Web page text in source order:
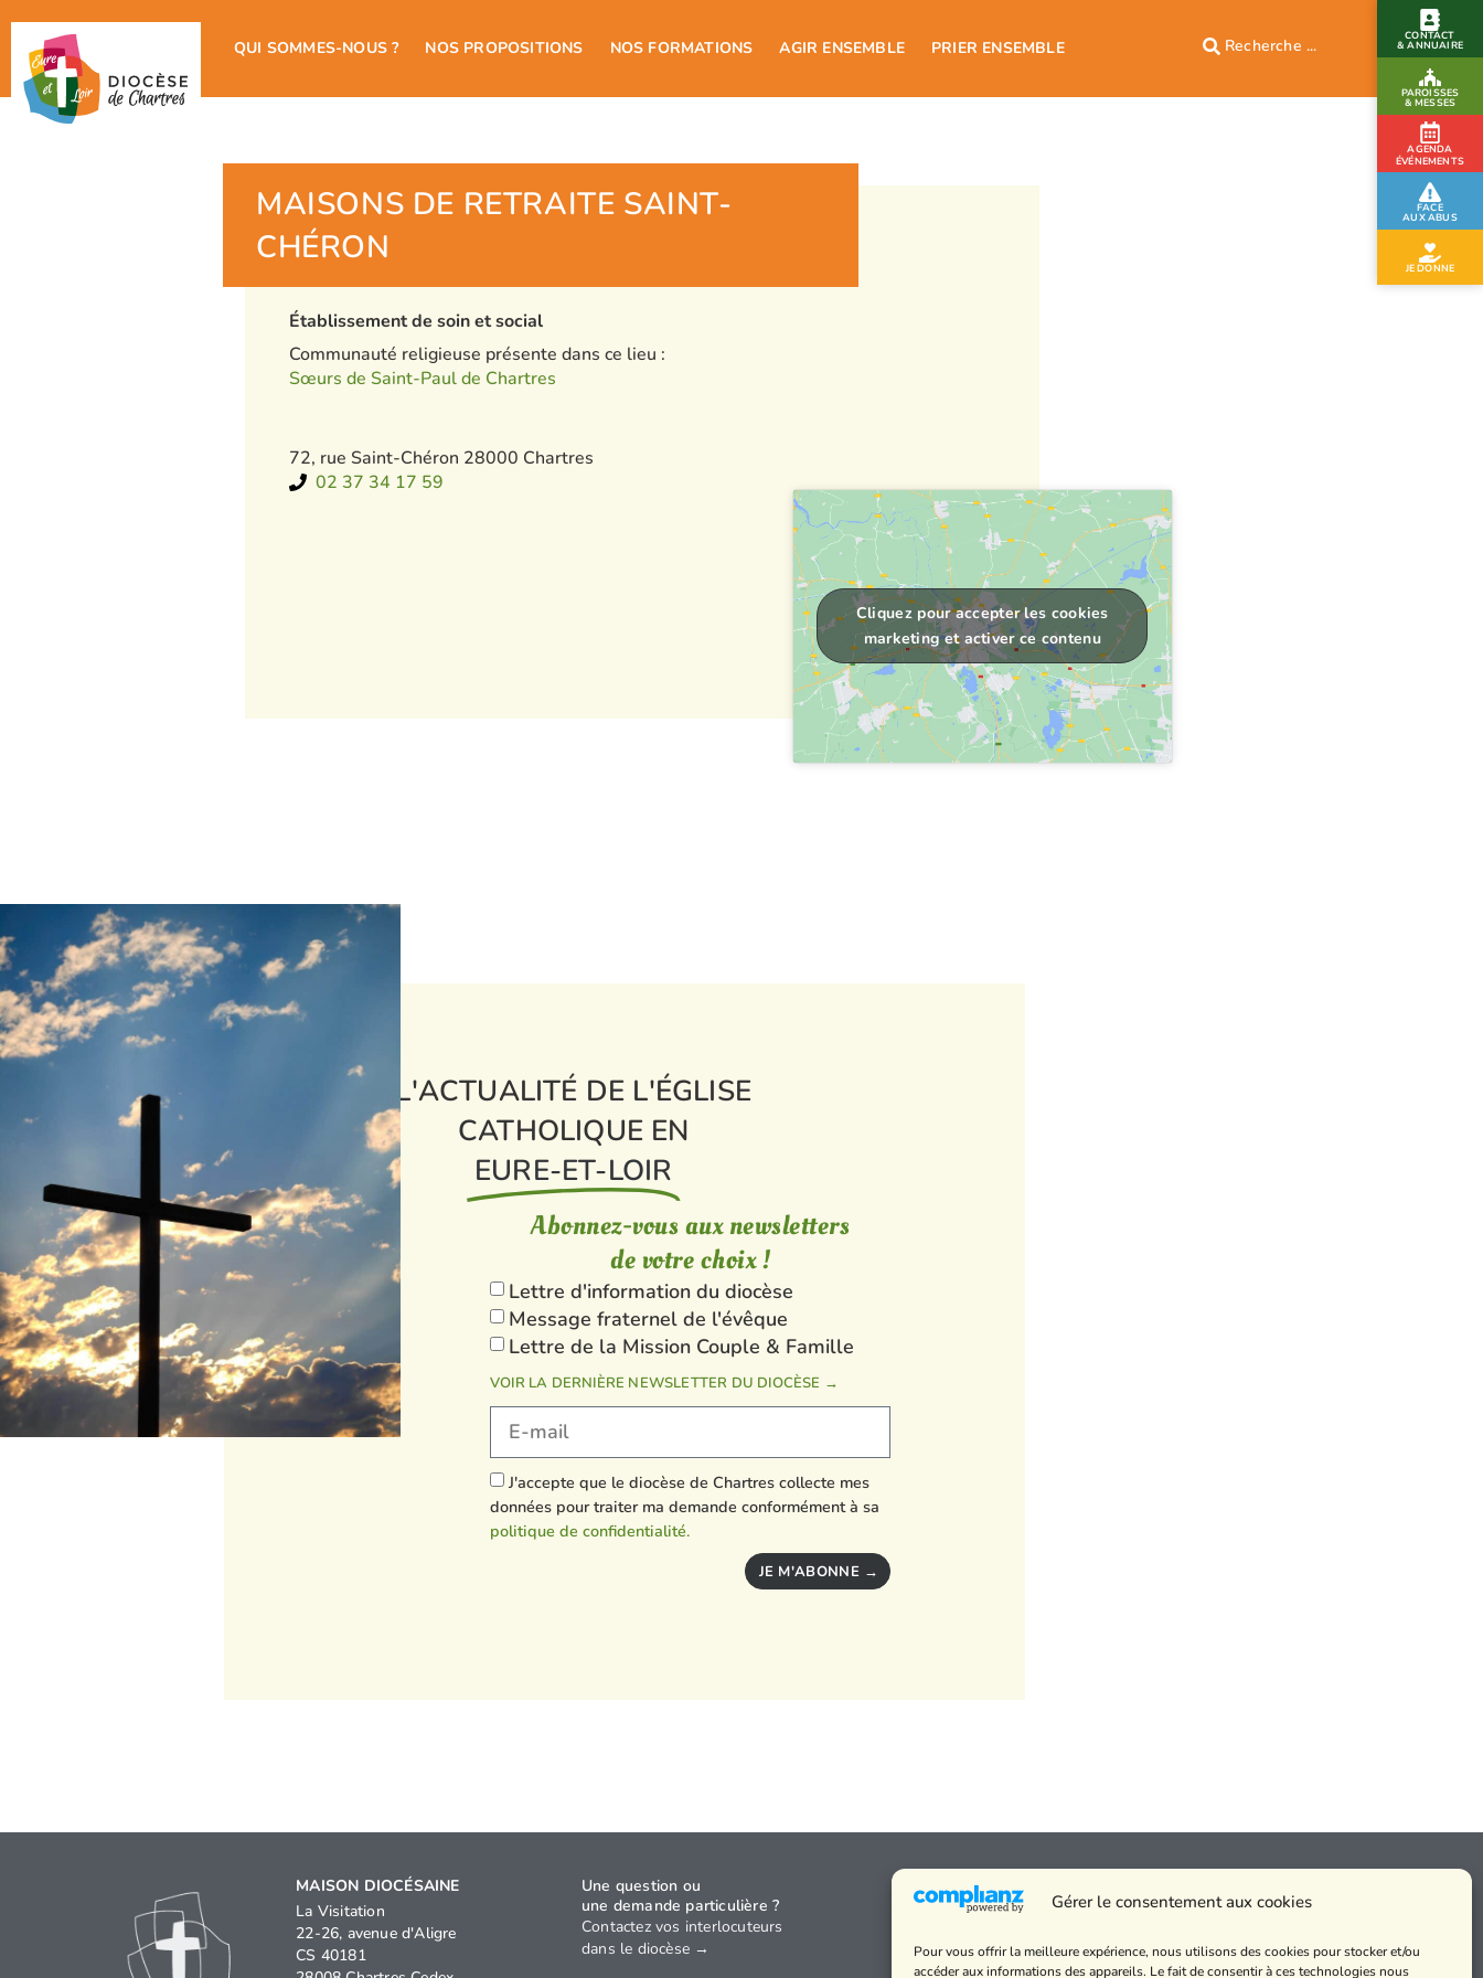
Gérer le consentement aux cookies
Pour vous offrir la meilleure expérience, nous utilisons des cookies pour stocker et/ou
accéder aux informations des appareils. Le fait de consentir à ces technologies nous
CONTACT
& ANNUAIRE
PAROISSES
& MESSES
AGENDA
ÉVÉNEMENTS
FACE
AUX ABUS
JE DONNE
QUI SOMMES-NOUS ? NOS PROPOSITIONS NOS FORMATIONS AGIR ENSEMBLE PRIER ENSEMBLE
MAISONS DE RETRAITE SAINT-
CHÉRON
Établissement de soin et social
Communauté religieuse présente dans ce lieu :
Sœurs de Saint-Paul de Chartres
72, rue Saint-Chéron 28000 Chartres
02 37 34 17 59
Cliquez pour accepter les cookies
marketing et activer ce contenu
L'ACTUALITÉ DE L'ÉGLISE
CATHOLIQUE EN
EURE-ET-LOIR
Abonnez-vous aux newsletters
de votre choix !
Lettre d'information du diocèse
Message fraternel de l'évêque
Lettre de la Mission Couple & Famille
VOIR LA DERNIÈRE NEWSLETTER DU DIOCÈSE →
J'accepte que le diocèse de Chartres collecte mes
données pour traiter ma demande conformément à sa
politique de confidentialité.
JE M'ABONNE →
MAISON DIOCÉSAINE
La Visitation
22-26, avenue d'Aligre
CS 40181
Une question ou
une demande particulière ?
Contactez vos interlocuteurs
dans le diocèse →
Agenda
Horaires messes